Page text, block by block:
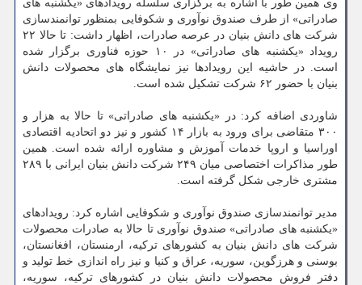
وی همین طور با اشاره به برگزاری سلسله رویدادهای «یکشنبه های
صادراتی» از طرف صندوق نوآوری و شکوفایی بمنظور توانمندسازی
شرکت های دانش بنیان در عرصه صادرات، اظهار داشت: تا حالا ۲۲
رویداد «یکشنبه های صادراتی» در ۱۰ حوزه فناوری برگزار شده
است. در حاشیه این رویدادها نیز نمایشگاه های محصولات دانش
بنیان با حضور ۶۲ شرکت تشکیل شده است.
شاوردی اضافه کرد: در «یکشنبه های صادراتی» تا حالا به هزار و
۳۰۰ متقاضی برای ورود به بازار ۱۴ کشور و نیز دو اتحادیه اقتصادی
اوراسیا و اروپا خدمات آموزش و مشاوره ارائه شده است. همین
طور مذاکرات اختصاصی میان ۲۴۹ شرکت دانش بنیان ایرانی با ۲۸۹
مشتری خارجی شکل گرفته است.
مدیر توانمندسازی صندوق نوآوری و شکوفایی اشاره کرد: رویدادهای
«یکشنبه های صادراتی» صندوق نوآوری تا حالا به صادرات محصولات
شرکت های دانش بنیان به کشورهای ترکیه، ارمنستان، افغانستان،
بوسنی و هرزگوین، سوریه، عراق و کنیا و نیز راه اندازی خط تولید و
دفتر فروش محصولات دانش بنیان در کشورهای ترکیه، سوریه،